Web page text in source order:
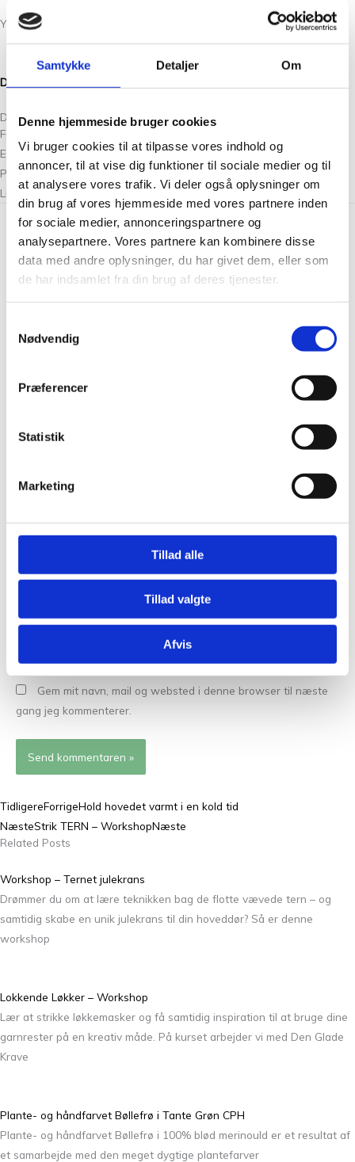
Samtykke Detaljer Om
Denne hjemmeside bruger cookies
Vi bruger cookies til at tilpasse vores indhold og
annoncer, til at vise dig funktioner til sociale medier og til
at analysere vores trafik. Vi deler også oplysninger om
din brug af vores hjemmeside med vores partnere inden
for sociale medier, annonceringspartnere og
analysepartnere. Vores partnere kan kombinere disse
data med andre oplysninger, du har givet dem, eller som
de har indsamlet fra din brug af deres tjenester.
Nødvendig
Præferencer
Statistik
Marketing
Tillad alle
Tillad valgte
Afvis
You may also like
Du kan købe billet til den 2. workshop her.
Del:
Facebook
Email
Pinterest
LinkedIn
Skriv en kommentar
Din e-mailadresse vil ikke blive publiceret. Krævede felter er
markeret med*
her..
Email*
Websted
Gem mit navn, mail og websted i denne browser til næste
gang jeg kommenterer.
TidligereForrigeHold hovedet varmt i en kold tid
NæsteStrik TERN – WorkshopNæste
Related Posts
Workshop – Ternet julekrans
Drømmer du om at lære teknikken bag de flotte vævede tern – og
samtidig skabe en unik julekrans til din hoveddør? Så er denne
workshop
Lokkende Løkker – Workshop
Lær at strikke løkkemasker og få samtidig inspiration til at bruge dine
garnrester på en kreativ måde. På kurset arbejder vi med Den Glade
Krave
Plante- og håndfarvet Bøllefrø i Tante Grøn CPH
Plante- og håndfarvet Bøllefrø i 100% blød merinould er et resultat af
et samarbejde med den meget dygtige plantefarver